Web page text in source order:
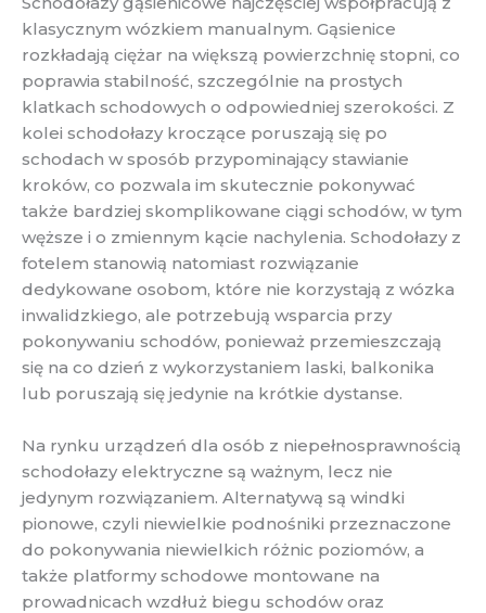
klasycznym wózkiem manualnym. Gąsienice
rozkładają ciężar na większą powierzchnię stopni, co
poprawia stabilność, szczególnie na prostych
klatkach schodowych o odpowiedniej szerokości. Z
kolei schodołazy kroczące poruszają się po
schodach w sposób przypominający stawianie
kroków, co pozwala im skutecznie pokonywać
także bardziej skomplikowane ciągi schodów, w tym
węższe i o zmiennym kącie nachylenia. Schodołazy z
fotelem stanowią natomiast rozwiązanie
dedykowane osobom, które nie korzystają z wózka
inwalidzkiego, ale potrzebują wsparcia przy
pokonywaniu schodów, ponieważ przemieszczają
się na co dzień z wykorzystaniem laski, balkonika
lub poruszają się jedynie na krótkie dystanse.
Na rynku urządzeń dla osób z niepełnosprawnością
schodołazy elektryczne są ważnym, lecz nie
jedynym rozwiązaniem. Alternatywą są windki
pionowe, czyli niewielkie podnośniki przeznaczone
do pokonywania niewielkich różnic poziomów, a
także platformy schodowe montowane na
prowadnicach wzdłuż biegu schodów oraz